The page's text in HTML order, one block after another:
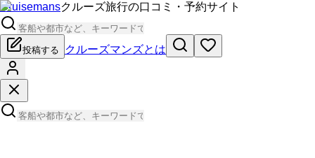
Cruisemansクルーズ旅行の口コミ・予約サイト
投稿する クルーズマンズとは